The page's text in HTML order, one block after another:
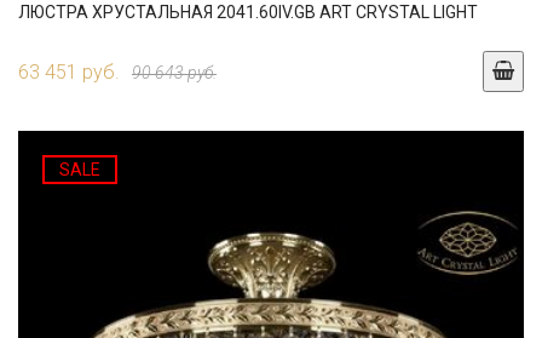
ЛЮСТРА ХРУСТАЛЬНАЯ 2041.60IV.GB ART CRYSTAL LIGHT
63 451 руб. 90 643 руб.
SALE